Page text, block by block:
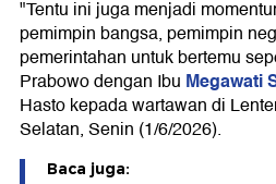
"Tentu ini juga menjadi
pemimpin bangsa, pemimpin
pemerintahan untuk bertemu
Prabowo dengan Ibu Megawati
Hasto kepada wartawan di
Selatan, Senin (1/6/2026).
Baca juga: